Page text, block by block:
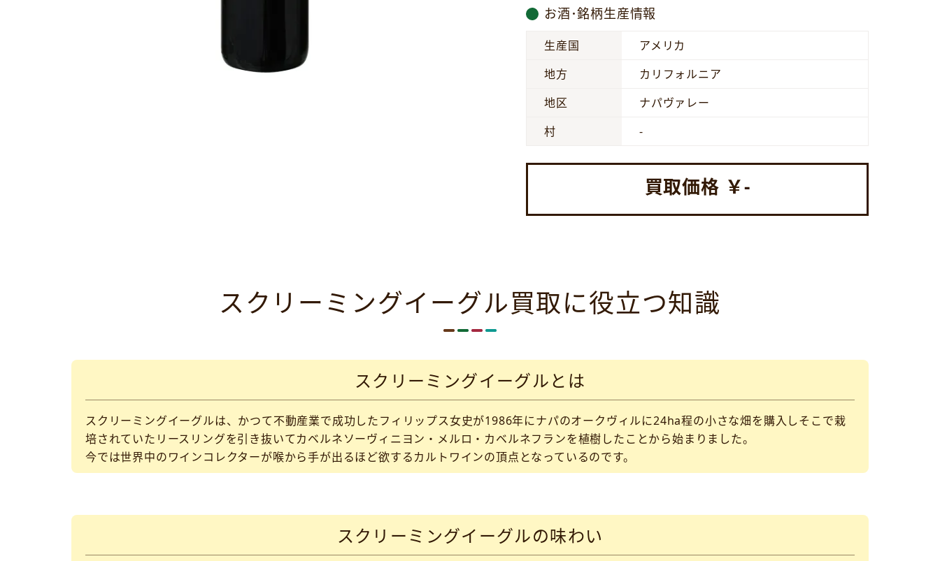
お酒･銘柄生産情報
生産国
アメリカ
地方
カリフォルニア
地区
ナパヴァレー
村
-
買取価格 ￥-
スクリーミングイーグル買取に役立つ知識
スクリーミングイーグルとは
スクリーミングイーグルは、かつて不動産業で成功したフィリップス女史が1986年にナパのオークヴィルに24ha程の小さな畑を購入しそこで栽
培されていたリースリングを引き抜いてカベルネソーヴィニヨン・メルロ・カベルネフランを植樹したことから始まりました。
今では世界中のワインコレクターが喉から手が出るほど欲するカルトワインの頂点となっているのです。
スクリーミングイーグルの味わい